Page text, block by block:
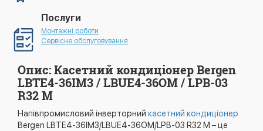
Послуги
Монтажні роботи
Сервісне обслуговування
Опис: Касетний кондиціонер Bergen
LBTE4-36IM3 / LBUE4-36OM / LPB-03
R32 M
Напівпромисловий інверторний касетний кондиціонер
Bergen LBTE4-36IM3/LBUE4-36OM/LPB-03 R32 M – це